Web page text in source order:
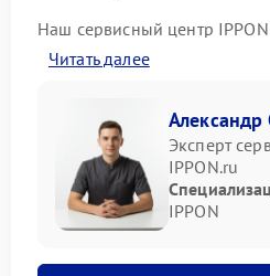
Наш сервисный центр
профессиональным
IPPON. Основное
необходимы для стабильной
кассовых систем,
оборудования. При сбоях в
ошибках устройство должно
функцию — защищать
восстановление
Читать далее
Александр
Эксперт
IPPON.ru
IPPON